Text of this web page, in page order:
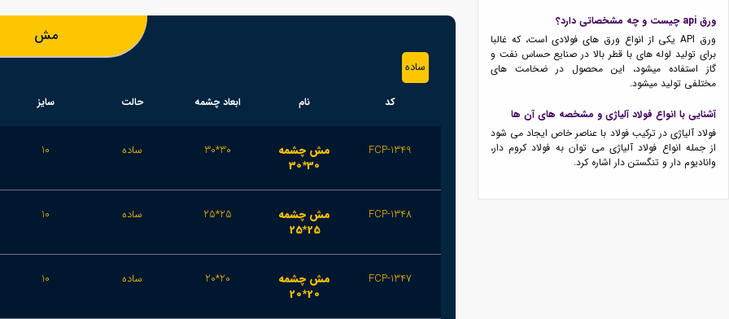
ورق api چیست و چه مشخصاتی دارد؟
ورق API یکی از انواع ورق های فولادی است، که غالبا
برای تولید لوله های با قطر بالا در صنایع حساس نفت و
گاز استفاده میشود، این محصول در ضخامت های
مختلفی تولید میشود.
آشنایی با انواع فولاد آلیاژی و مشخصه های آن ها
فولاد آلیاژی در ترکیب فولاد با عناصر خاص ایجاد می شود
از جمله انواع فولاد آلیاژی می توان به فولاد کروم ‌دار،
وانادیوم ‌دار و تنگستن‌ دار اشاره کرد.
مش
ساده
کد نام ابعاد چشمه حالت سایز
FCP-1349
مش چشمه
30*30
30*30 ساده 10
FCP-1348
مش چشمه
25*25
25*25 ساده 10
FCP-1347
مش چشمه
20*20
20*20 ساده 10